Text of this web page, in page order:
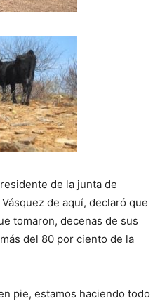
de la junta de
de aquí, declaró que
tomaron, decenas de sus
del 80 por ciento de la
pie, estamos haciendo todo